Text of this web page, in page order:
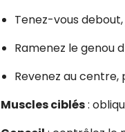
Tenez-vous
Ramenez le genou
Revenez au
Muscles ciblés: